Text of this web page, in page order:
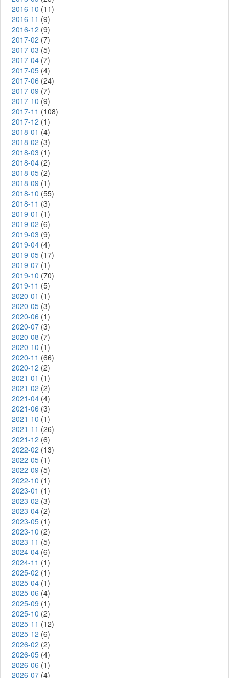
2016-10 (11)
2016-11 (9)
2016-12 (9)
2017-02 (7)
2017-03 (5)
2017-04 (7)
2017-05 (4)
2017-06 (24)
2017-09 (7)
2017-10 (9)
2017-11 (108)
2017-12 (1)
2018-01 (4)
2018-02 (3)
2018-03 (1)
2018-04 (2)
2018-05 (2)
2018-09 (1)
2018-10 (55)
2018-11 (3)
2019-01 (1)
2019-02 (6)
2019-03 (9)
2019-04 (4)
2019-05 (17)
2019-07 (1)
2019-10 (70)
2019-11 (5)
2020-01 (1)
2020-05 (3)
2020-06 (1)
2020-07 (3)
2020-08 (7)
2020-10 (1)
2020-11 (66)
2020-12 (2)
2021-01 (1)
2021-02 (2)
2021-04 (4)
2021-06 (3)
2021-10 (1)
2021-11 (26)
2021-12 (6)
2022-02 (13)
2022-05 (1)
2022-09 (5)
2022-10 (1)
2023-01 (1)
2023-02 (3)
2023-04 (2)
2023-05 (1)
2023-10 (2)
2023-11 (5)
2024-04 (6)
2024-11 (1)
2025-02 (1)
2025-04 (1)
2025-06 (4)
2025-09 (1)
2025-10 (2)
2025-11 (12)
2025-12 (6)
2026-02 (2)
2026-05 (4)
2026-06 (1)
2026-07 (4)